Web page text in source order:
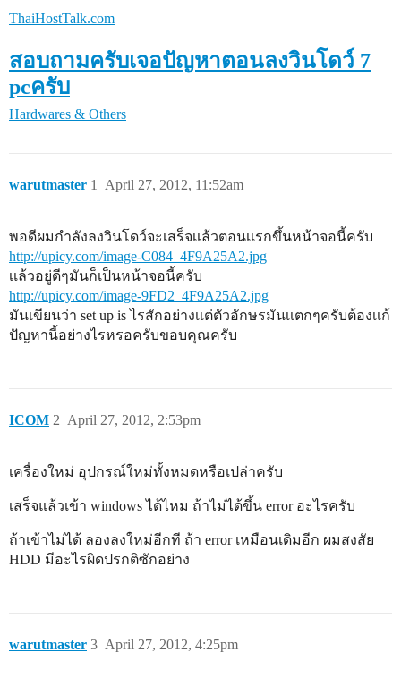
ThaiHostTalk.com
สอบถามครับเจอปัญหาตอนลงวินโดว์ 7
pcครับ
Hardwares & Others
warutmaster April 27, 2012, 11:52am
1
พอดีผมกำลังลงวินโดว์จะเสร็จเเล้วตอนเเรกขึ้นหน้าจอนี้ครับ
http://upicy.com/image-C084_4F9A25A2.jpg
เเล้วอยู่ดีๆมันก็เป็นหน้าจอนี้ครับ
http://upicy.com/image-9FD2_4F9A25A2.jpg
มันเขียนว่า set up is ไรสักอย่างเเต่ตัวอักษรมันเเตกๆครับต้องเเก้
ปัญหานี้อย่างไรหรอครับขอบคุณครับ
ICOM April 27, 2012, 2:53pm
2
เครื่องใหม่ อุปกรณ์ใหม่ทั้งหมดหรือเปล่าครับ
เสร็จแล้วเข้า windows ได้ไหม ถ้าไม่ได้ขึ้น error อะไรครับ
ถ้าเข้าไม่ได้ ลองลงใหม่อีกที ถ้า error เหมือนเดิมอีก ผมสงสัย
HDD มีอะไรผิดปรกติซักอย่าง
warutmaster April 27, 2012, 4:25pm
3